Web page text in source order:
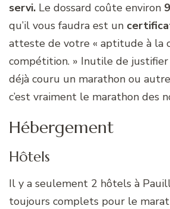
servi. Le dossard coûte environ
qu’il vous faudra est un
atteste de votre « aptitude à la
compétition. » Inutile de justifier
déjà couru un marathon ou
c’est vraiment le marathon des
Hébergement
Hôtels
Il y a seulement 2 hôtels à
toujours complets pour le